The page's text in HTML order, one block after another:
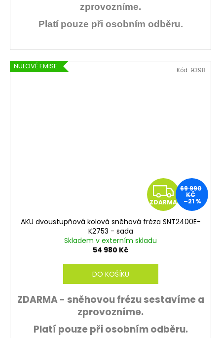
zprovozníme.
Platí pouze při osobním odběru.
NULOVÉ EMISE
Z
D
A
ZDARMA
69 990
KČ
–21 %
AKU dvoustupňová kolová sněhová fréza SNT2400E-
K2753 - sada
Skladem v externím skladu
54 980 Kč
DO KOŠÍKU
ZDARMA - sněhovou frézu sestavíme a
zprovozníme.
Platí pouze při osobním odběru.
Kód: 9398